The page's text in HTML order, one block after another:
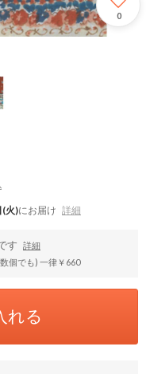
0
(火)にお届け 詳細
す
詳細
個でも) 一律￥660
れる